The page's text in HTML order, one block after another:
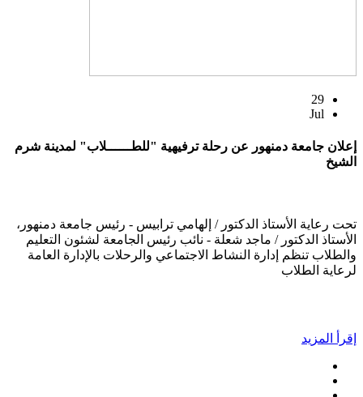
29
Jul
إعلان جامعة دمنهور عن رحلة ترفيهية "للطــــــلاب" لمدينة شرم
الشيخ
تحت رعاية الأستاذ الدكتور / إلهامي ترابيس - رئيس جامعة دمنهور،
الأستاذ الدكتور / ماجد شعلة - نائب رئيس الجامعة لشئون التعليم
والطلاب تنظم إدارة النشاط الاجتماعي والرحلات بالإدارة العامة
لرعاية الطلاب
إقرأ المزيد